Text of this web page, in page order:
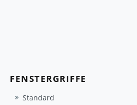
FENSTERGRIFFE
Standard